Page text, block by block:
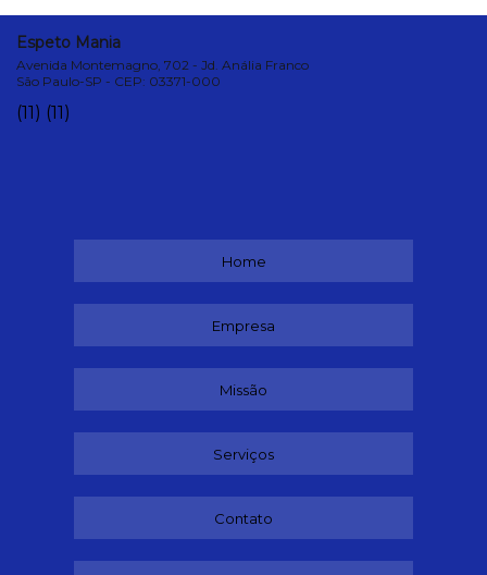
Espeto Mania
Avenida Montemagno, 702 - Jd. Anália Franco
São Paulo-SP - CEP: 03371-000
(11) (11)
Home
Empresa
Missão
Serviços
Contato